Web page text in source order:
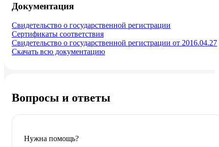
Документация
Свидетельство о государственной регистрации
Сертификаты соответствия
Свидетельство о государственной регистрации от 2016.04.27
Скачать всю документацию
Вопросы и ответы
Нужна помощь?